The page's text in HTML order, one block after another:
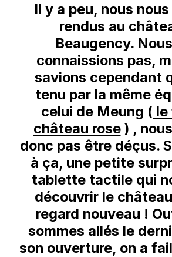
!
Il y a peu, nous
rendus au
Beaugency.
connaissions pas,
savions cependant
tenu par la même
celui de Meung ( le
château rose) ,
donc pas être déçus.
à ça, une petite
tablette tactile qui
découvrir le
regard nouveau !
sommes allés le
son ouverture, on a